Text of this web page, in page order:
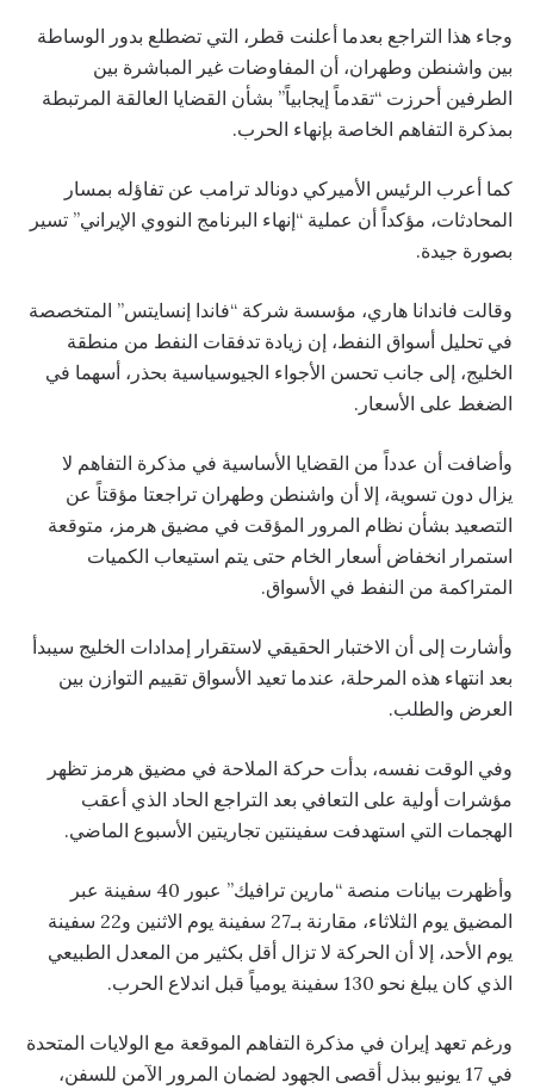
وجاء هذا التراجع بعدما أعلنت قطر، التي تضطلع بدور الوساطة
بين واشنطن وطهران، أن المفاوضات غير المباشرة بين
الطرفين أحرزت “تقدماً إيجابياً” بشأن القضايا العالقة المرتبطة
بمذكرة التفاهم الخاصة بإنهاء الحرب.
كما أعرب الرئيس الأميركي دونالد ترامب عن تفاؤله بمسار
المحادثات، مؤكداً أن عملية “إنهاء البرنامج النووي الإيراني” تسير
بصورة جيدة.
وقالت فاندانا هاري، مؤسسة شركة “فاندا إنسايتس” المتخصصة
في تحليل أسواق النفط، إن زيادة تدفقات النفط من منطقة
الخليج، إلى جانب تحسن الأجواء الجيوسياسية بحذر، أسهما في
الضغط على الأسعار.
وأضافت أن عدداً من القضايا الأساسية في مذكرة التفاهم لا
يزال دون تسوية، إلا أن واشنطن وطهران تراجعتا مؤقتاً عن
التصعيد بشأن نظام المرور المؤقت في مضيق هرمز، متوقعة
استمرار انخفاض أسعار الخام حتى يتم استيعاب الكميات
المتراكمة من النفط في الأسواق.
وأشارت إلى أن الاختبار الحقيقي لاستقرار إمدادات الخليج سيبدأ
بعد انتهاء هذه المرحلة، عندما تعيد الأسواق تقييم التوازن بين
العرض والطلب.
وفي الوقت نفسه، بدأت حركة الملاحة في مضيق هرمز تظهر
مؤشرات أولية على التعافي بعد التراجع الحاد الذي أعقب
الهجمات التي استهدفت سفينتين تجاريتين الأسبوع الماضي.
وأظهرت بيانات منصة “مارين ترافيك” عبور 40 سفينة عبر
المضيق يوم الثلاثاء، مقارنة بـ27 سفينة يوم الاثنين و22 سفينة
يوم الأحد، إلا أن الحركة لا تزال أقل بكثير من المعدل الطبيعي
الذي كان يبلغ نحو 130 سفينة يومياً قبل اندلاع الحرب.
ورغم تعهد إيران في مذكرة التفاهم الموقعة مع الولايات المتحدة
في 17 يونيو ببذل أقصى الجهود لضمان المرور الآمن للسفن،